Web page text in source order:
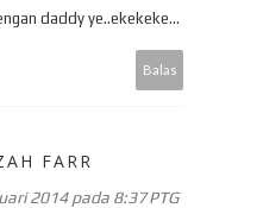
daddy ye..ekekeke...
Balas
FARR
2014 pada 8:37 PTG